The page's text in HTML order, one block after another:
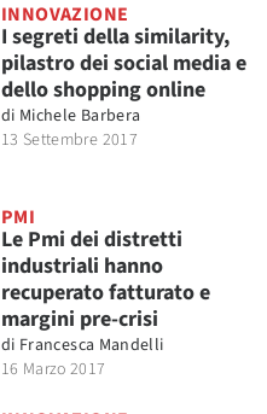
INNOVAZIONE
I segreti della similarity,
pilastro dei social media e
dello shopping online
di Michele Barbera
13 Settembre 2017
PMI
Le Pmi dei distretti
industriali hanno
recuperato fatturato e
margini pre-crisi
di Francesca Mandelli
16 Marzo 2017